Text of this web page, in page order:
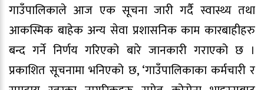
गाउँपालिकाले आज एक सूचना जारी गर्दै स्वास्थ्य तथा
आकस्मिक बाहेक अन्य सेवा प्रशासनिक काम कारबाहीहरु
बन्द गर्ने निर्णय गरिएको बारे जानकारी गराएको छ ।
प्रकाशित सूचनामा भनिएको छ, ‘गाउँपालिकाका कर्मचारी र